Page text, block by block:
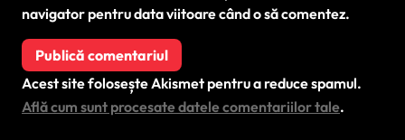
navigator pentru data viitoare când o să comentez.
Acest site folosește Akismet pentru a reduce spamul.
Află cum sunt procesate datele comentariilor tale.